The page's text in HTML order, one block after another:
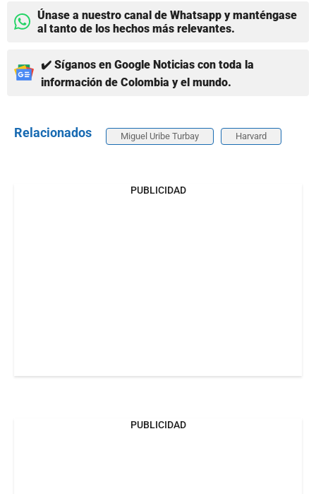
Únase a nuestro canal de Whatsapp y manténgase
al tanto de los hechos más relevantes.
✔️ Síganos en Google Noticias con toda la
información de Colombia y el mundo.
Relacionados Miguel Uribe Turbay Harvard
PUBLICIDAD
PUBLICIDAD